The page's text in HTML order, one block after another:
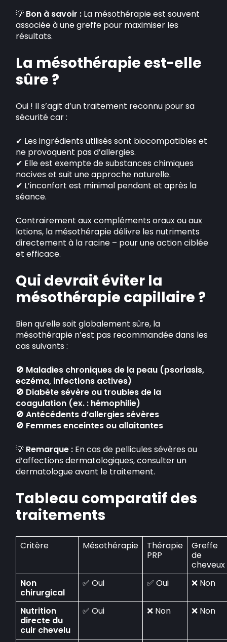
💡 Bon à savoir : La mésothérapie est souvent
associée à une greffe pour maximiser les
résultats.
La mésothérapie est-elle
sûre ?
Oui ! Il s’agit d’un traitement reconnu pour sa
sécurité car :
✔ Les ingrédients utilisés sont biocompatibles et
ne provoquent pas d’allergies.
✔ Elle est exempte de substances chimiques
nocives et suit une approche naturelle.
✔ L’inconfort est minimal pendant et après la
séance.
Contrairement aux compléments oraux ou aux
lotions, la mésothérapie délivre les nutriments
directement à la racine – pour une action ciblée
et efficace.
Qui devrait éviter la
mésothérapie capillaire ?
Bien qu’elle soit globalement sûre, la
mésothérapie n’est pas recommandée dans les
cas suivants :
🚫 Maladies chroniques de la peau (psoriasis,
eczéma, infections actives)
🚫 Diabète sévère ou troubles de la
coagulation (ex. : hémophilie)
🚫 Antécédents d’allergies sévères
🚫 Femmes enceintes ou allaitantes
💡 Remarque : En cas de pellicules sévères ou
d’affections dermatologiques, consulter un
dermatologue avant le traitement.
Tableau comparatif des
traitements
Critère Mésothérapie
Thérapie
PRP
Greffe
de
cheveux
Non
chirurgical
✅ Oui ✅ Oui ❌ Non
Nutrition
directe du
cuir chevelu
✅ Oui ❌ Non ❌ Non